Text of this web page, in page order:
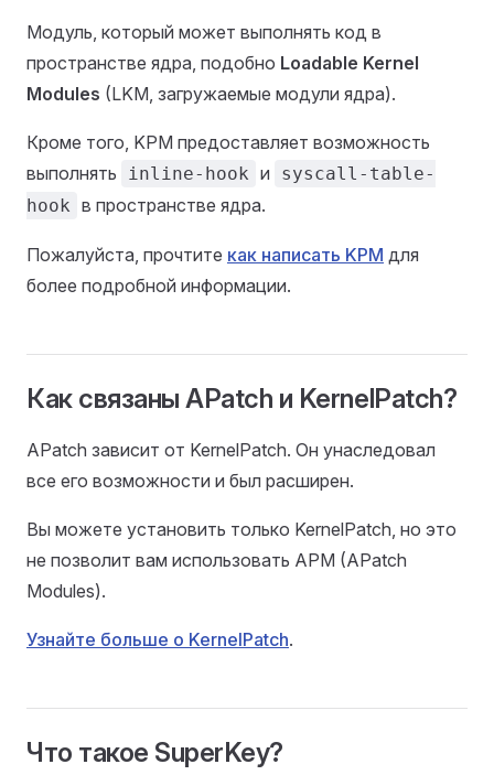
Модуль, который может выполнять код в
пространстве ядра, подобно Loadable Kernel
Modules (LKM, загружаемые модули ядра).
Кроме того, KPM предоставляет возможность
выполнять
inline-hook и
syscall-table-
hook в пространстве ядра.
Пожалуйста, прочтите как написать KPM для
более подробной информации.
Как связаны APatch и KernelPatch?
APatch зависит от KernelPatch. Он унаследовал
все его возможности и был расширен.
Вы можете установить только KernelPatch, но это
не позволит вам использовать APM (APatch
Modules).
Узнайте больше о KernelPatch.
Что такое SuperKey?